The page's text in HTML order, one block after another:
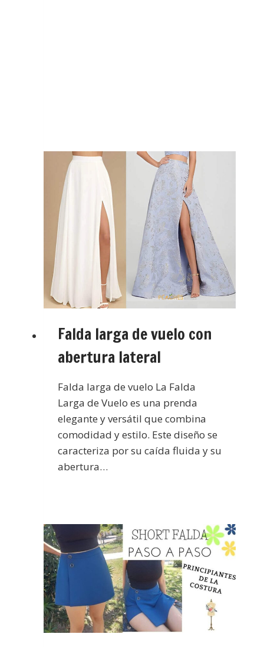
Falda larga de vuelo con
abertura lateral
Falda larga de vuelo La Falda
Larga de Vuelo es una prenda
elegante y versátil que combina
comodidad y estilo. Este diseño se
caracteriza por su caída fluida y su
abertura…